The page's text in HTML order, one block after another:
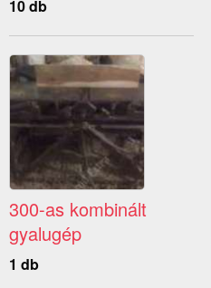
10 db
300-as kombinált
gyalugép
1 db